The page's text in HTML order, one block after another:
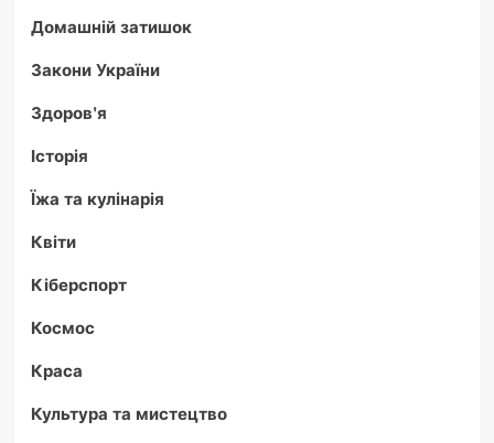
Домашній затишок
Закони України
Здоров'я
Історія
Їжа та кулінарія
Квіти
Кіберспорт
Космос
Краса
Культура та мистецтво